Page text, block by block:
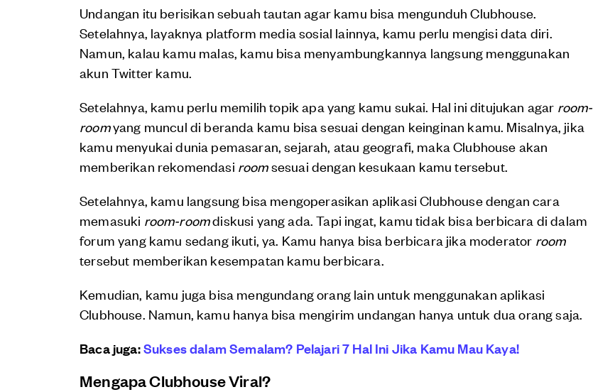
Undangan itu berisikan sebuah tautan agar kamu bisa mengunduh Clubhouse.
Setelahnya, layaknya platform media sosial lainnya, kamu perlu mengisi data diri.
Namun, kalau kamu malas, kamu bisa menyambungkannya langsung menggunakan
akun Twitter kamu.
Setelahnya, kamu perlu memilih topik apa yang kamu sukai. Hal ini ditujukan agar room-
roomyang muncul di beranda kamu bisa sesuai dengan keinginan kamu. Misalnya, jika
kamu menyukai dunia pemasaran, sejarah, atau geografi, maka Clubhouse akan
memberikan rekomendasi roomsesuai dengan kesukaan kamu tersebut.
Setelahnya, kamu langsung bisa mengoperasikan aplikasi Clubhouse dengan cara
memasuki room-roomdiskusi yang ada. Tapi ingat, kamu tidak bisa berbicara di dalam
forum yang kamu sedang ikuti, ya. Kamu hanya bisa berbicara jika moderator room
tersebut memberikan kesempatan kamu berbicara.
Kemudian, kamu juga bisa mengundang orang lain untuk menggunakan aplikasi
Clubhouse. Namun, kamu hanya bisa mengirim undangan hanya untuk dua orang saja.
Baca juga:Sukses dalam Semalam? Pelajari 7 Hal Ini Jika Kamu Mau Kaya!
Mengapa Clubhouse Viral?